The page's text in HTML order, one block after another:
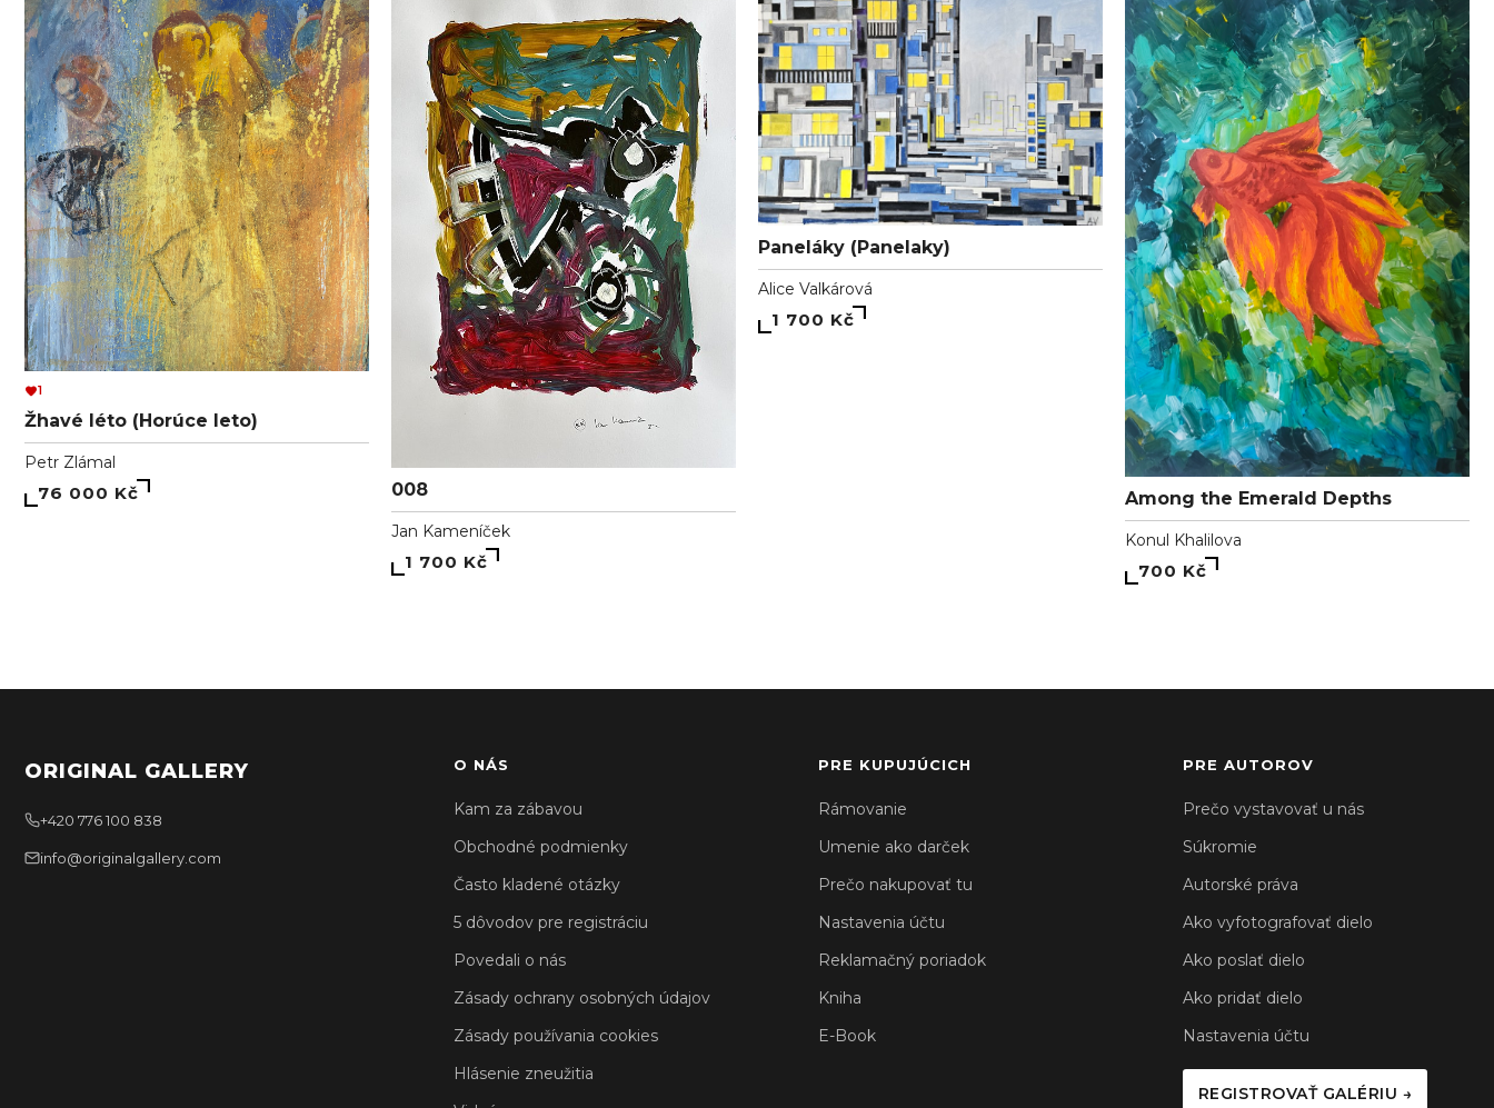
1
Žhavé léto (Horúce leto)
Petr Zlámal
76 000 Kč 008
Jan Kameníček
1 700 Kč
Paneláky (Panelaky)
Alice Valkárová
1 700 Kč
Among the Emerald Depths
Konul Khalilova
700 Kč
ORIGINAL GALLERY
+420 776 100 838
info@originalgallery.com
O NÁS
Kam za zábavou
Obchodné podmienky
Často kladené otázky
5 dôvodov pre registráciu
Povedali o nás
Zásady ochrany osobných údajov
Zásady používania cookies
Hlásenie zneužitia
PRE KUPUJÚCICH
Rámovanie
Umenie ako darček
Prečo nakupovať tu
Nastavenia účtu
Reklamačný poriadok
Kniha
E-Book
PRE AUTOROV
Prečo vystavovať u nás
Súkromie
Autorské práva
Ako vyfotografovať dielo
Ako poslať dielo
Ako pridať dielo
Nastavenia účtu
REGISTROVAŤ GALÉRIU →